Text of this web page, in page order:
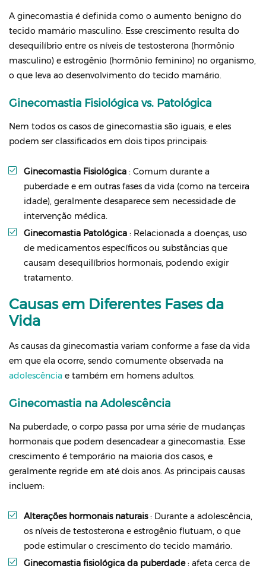
A ginecomastia é definida como o aumento benigno do
tecido mamário masculino. Esse crescimento resulta do
desequilíbrio entre os níveis de testosterona (hormônio
masculino) e estrogênio (hormônio feminino) no organismo,
o que leva ao desenvolvimento do tecido mamário.
Ginecomastia Fisiológica vs. Patológica
Nem todos os casos de ginecomastia são iguais, e eles
podem ser classificados em dois tipos principais:
Ginecomastia Fisiológica : Comum durante a
puberdade e em outras fases da vida (como na terceira
idade), geralmente desaparece sem necessidade de
intervenção médica.
Ginecomastia Patológica : Relacionada a doenças, uso
de medicamentos específicos ou substâncias que
causam desequilíbrios hormonais, podendo exigir
tratamento.
Causas em Diferentes Fases da
Vida
As causas da ginecomastia variam conforme a fase da vida
em que ela ocorre, sendo comumente observada na
adolescência e também em homens adultos.
Ginecomastia na Adolescência
Na puberdade, o corpo passa por uma série de mudanças
hormonais que podem desencadear a ginecomastia. Esse
crescimento é temporário na maioria dos casos, e
geralmente regride em até dois anos. As principais causas
incluem:
Alterações hormonais naturais: Durante a adolescência,
os níveis de testosterona e estrogênio flutuam, o que
pode estimular o crescimento do tecido mamário.
Ginecomastia fisiológica da puberdade: afeta cerca de